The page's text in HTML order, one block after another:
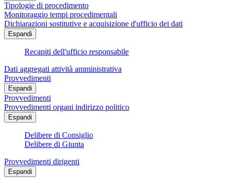
Tipologie di procedimento
Monitoraggio tempi procedimentali
Dichiarazioni sostitutive e acquisizione d'ufficio dei dati
Espandi
Recapiti dell'ufficio responsabile
Dati aggregati attività amministrativa
Provvedimenti
Espandi
Provvedimenti
Provvedimenti organi indirizzo politico
Espandi
Delibere di Consiglio
Delibere di Giunta
Provvedimenti dirigenti
Espandi